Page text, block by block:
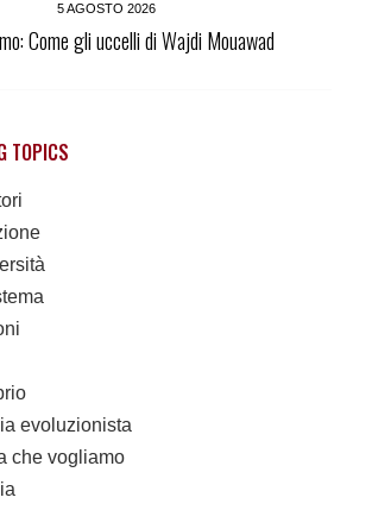
5 AGOSTO 2026
Come gli uccelli di Wajdi Mouawad
TOPICS
evoluzionista
che vogliamo